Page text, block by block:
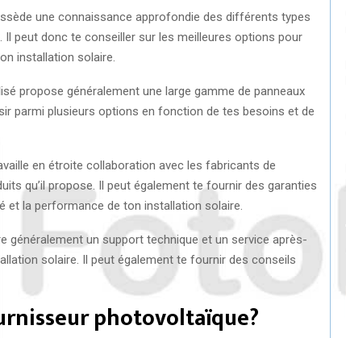
une connaissance approfondie des différents types
peut donc te conseiller sur les meilleures options pour
installation solaire.
propose généralement une large gamme de panneaux
parmi plusieurs options en fonction de tes besoins et de
en étroite collaboration avec les fabricants de
qu’il propose. Il peut également te fournir des garanties
la performance de ton installation solaire.
généralement un support technique et un service après-
solaire. Il peut également te fournir des conseils
photovoltaïque?